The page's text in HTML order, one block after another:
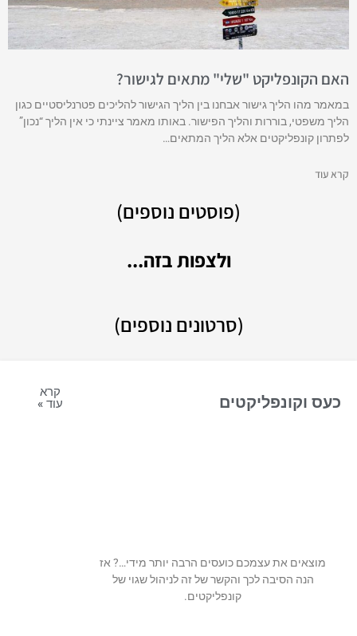
האם הקונפליקט "שלי" מתאים לגישור?
במאמר מהו הליך גישור אבחנו בין הליך הגישור להליכים פטרנליסטיים כגון
הליך משפטי, בוררות והליך הפישור. באותו מאמר ציינתי כי אין הליך “נכון”
לפתרון קונפליקטים אלא הליך המתאים…
קרא עוד
(פוסטים נוספים)
ולצפות בזה...
(סרטונים נוספים)
כעס וקונפליקטים
מוצאים את עצמכם כועסים הרבה יותר מידי…? אז
הנה הסיבה לכך והקשר של זה לניהול שגוי של
קונפליקטים.
קרא
עוד »